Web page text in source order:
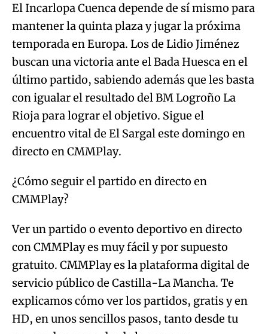
El Incarlopa Cuenca depende de sí mismo para
mantener la quinta plaza y jugar la próxima
temporada en Europa. Los de Lidio Jiménez
buscan una victoria ante el Bada Huesca en el
último partido, sabiendo además que les basta
con igualar el resultado del BM Logroño La
Rioja para lograr el objetivo. Sigue el
encuentro vital de El Sargal este domingo en
directo en CMMPlay.
¿Cómo seguir el partido en directo en
CMMPlay?
Ver un partido o evento deportivo en directo
con CMMPlay es muy fácil y por supuesto
gratuito. CMMPlay es la plataforma digital de
servicio público de Castilla-La Mancha. Te
explicamos cómo ver los partidos, gratis y en
HD, en unos sencillos pasos, tanto desde tu